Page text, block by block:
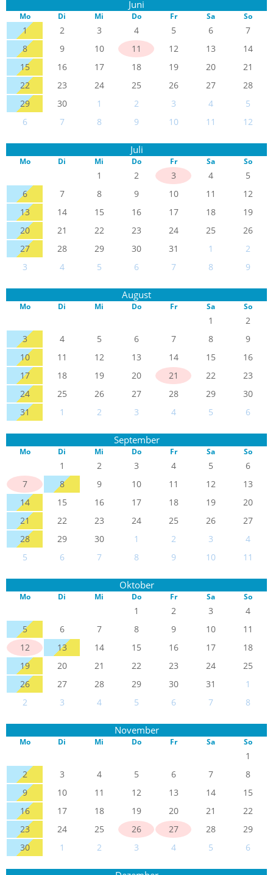
Juni
Mo Di Mi Do Fr Sa So
1 2 3 4 5 6
7
8
9 10 11 12 13
14
15
16 17 18 19 20
21
22
23 24 25 26 27
28
29
30 1 2 3 4
5
6
7 8 9 10 11 12
Juli
Mo Di Mi Do Fr Sa So
1 2 3 4
5
6
7 8 9 10 11
12
13
14 15 16 17 18
19
20
21 22 23 24 25
26
27
28 29 30 31 1
2
3
4 5 6 7 8 9
August
Mo Di Mi Do Fr Sa So
1
2
3
4 5 6 7 8
9
10
11 12 13 14 15
16
17
18 19 20 21 22
23
24
25 26 27 28 29
30
31
1 2 3 4 5 6
September
Mo Di Mi Do Fr Sa So
1 2 3 4 5
6
7
8 9 10 11 12
13
14
15 16 17 18 19
20
21
22 23 24 25 26
27
28
29 30 1 2 3
4
5
6 7 8 9 10 11
Oktober
Mo Di Mi Do Fr Sa So
1 2 3
4
5
6 7 8 9 10
11
12
13 14 15 16 17
18
19
20 21 22 23 24
25
26
27 28 29 30 31
1
2
3 4 5 6 7 8
November
Mo Di Mi Do Fr Sa So
1
2
3 4 5 6 7
8
9
10 11 12 13 14
15
16
17 18 19 20 21
22
23
24 25 26 27 28
29
30
1 2 3 4 5 6